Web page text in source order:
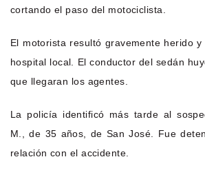
cortando el paso del motociclista.
El motorista resultó gravemente herido
hospital local. El conductor del sedán
que llegaran los agentes.
La policía identificó más tarde al
M., de 35 años, de San José. Fue
relación con el accidente.